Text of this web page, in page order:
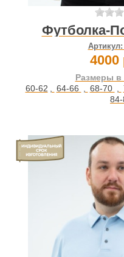
Футболка-
Артикул:
4000
Размеры в
60-62 , 64-66 , 68-70 ,
84-